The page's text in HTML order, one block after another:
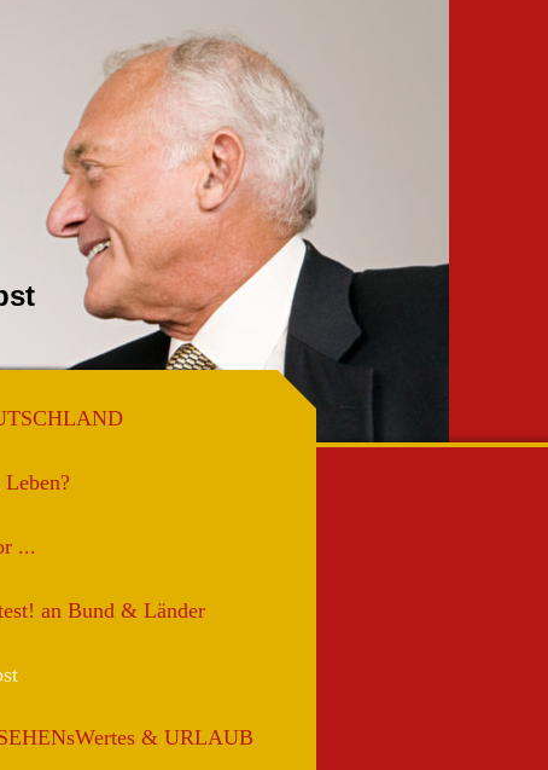
Selbst
...
an Bund & Länder
& URLAUB